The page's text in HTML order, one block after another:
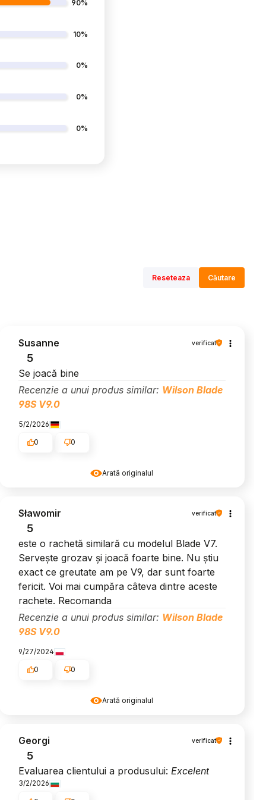
90%
10%
0%
0%
0%
Reseteaza Căutare
Arată originalul
Susanne verificat
5
Se joacă bine
Recenzie a unui produs similar: Wilson Blade
98S V9.0
5/2/2026
0 0
Arată originalul
Sławomir verificat
5
este o rachetă similară cu modelul Blade V7.
Servește grozav și joacă foarte bine. Nu știu
exact ce greutate am pe V9, dar sunt foarte
fericit. Voi mai cumpăra câteva dintre aceste
rachete. Recomanda
Recenzie a unui produs similar: Wilson Blade
98S V9.0
9/27/2024
0 0
Georgi verificat
5
Evaluarea clientului a produsului: Excelent
3/2/2026